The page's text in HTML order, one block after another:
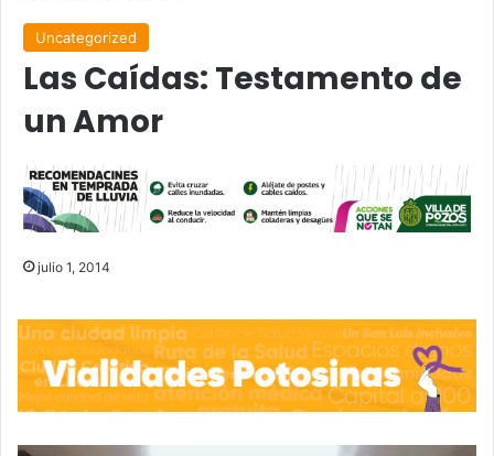
Uncategorized
Las Caídas: Testamento de
un Amor
julio 1, 2014